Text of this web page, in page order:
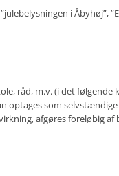
i Åbyhøj”,
råd, m.v. (i det
optages som
afgøres foreløbig af